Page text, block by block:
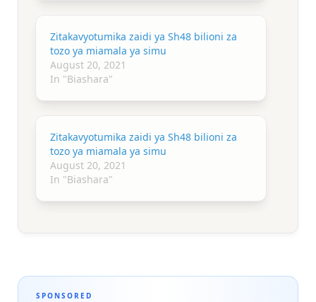
Zitakavyotumika zaidi ya Sh48 bilioni za
tozo ya miamala ya simu
August 20, 2021
In "Biashara"
Zitakavyotumika zaidi ya Sh48 bilioni za
tozo ya miamala ya simu
August 20, 2021
In "Biashara"
SPONSORED